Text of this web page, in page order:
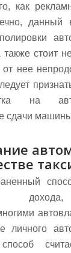
как
данный
стоит
нее
на
сдачи
личного